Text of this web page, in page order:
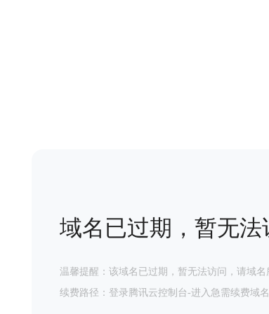
域名已过期，暂无法
温馨提醒：该域名已过期，暂无法访问，请域
续费路径：登录腾讯云控制台-进入急需续费域